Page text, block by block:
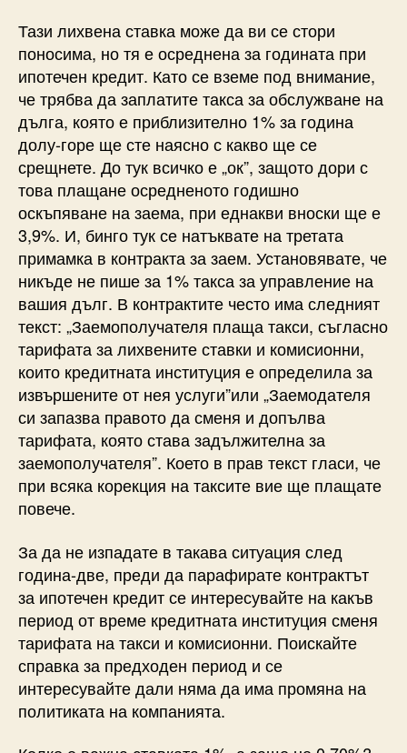
Тази лихвена ставка може да ви се стори
поносима, но тя е осреднена за годината при
ипотечен кредит. Като се вземе под внимание,
че трябва да заплатите такса за обслужване на
дълга, която е приблизително 1% за година
долу-горе ще сте наясно с какво ще се
срещнете. До тук всичко е „ок”, защото дори с
това плащане осредненото годишно
оскъпяване на заема, при еднакви вноски ще е
3,9%. И, бинго тук се натъквате на третата
примамка в контракта за заем. Установявате, че
никъде не пише за 1% такса за управление на
вашия дълг. В контрактите често има следният
текст: „Заемополучателя плаща такси, съгласно
тарифата за лихвените ставки и комисионни,
които кредитната институция е определила за
извършените от нея услуги”или „Заемодателя
си запазва правото да сменя и допълва
тарифата, която става задължителна за
заемополучателя”. Което в прав текст гласи, че
при всяка корекция на таксите вие ще плащате
повече.
За да не изпадате в такава ситуация след
година-две, преди да парафирате контрактът
за ипотечен кредит се интересувайте на какъв
период от време кредитната институция сменя
тарифата на такси и комисионни. Поискайте
справка за предходен период и се
интересувайте дали няма да има промяна на
политиката на компанията.